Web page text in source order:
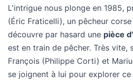
L'intrigue nous plonge en 1985,
(Éric Fraticelli), un pêcheur
découvre par hasard une pièce
est en train de pêcher. Très vite,
François (Philippe Corti) et
se joignent à lui pour explorer